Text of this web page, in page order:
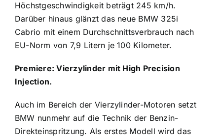
Höchstgeschwindigkeit beträgt 245 km/h.
Darüber hinaus glänzt das neue BMW 325i
Cabrio mit einem Durchschnittsverbrauch nach
EU-Norm von 7,9 Litern je 100 Kilometer.
Premiere: Vierzylinder mit High Precision
Injection.
Auch im Bereich der Vierzylinder-Motoren setzt
BMW nunmehr auf die Technik der Benzin-
Direkteinspritzung. Als erstes Modell wird das